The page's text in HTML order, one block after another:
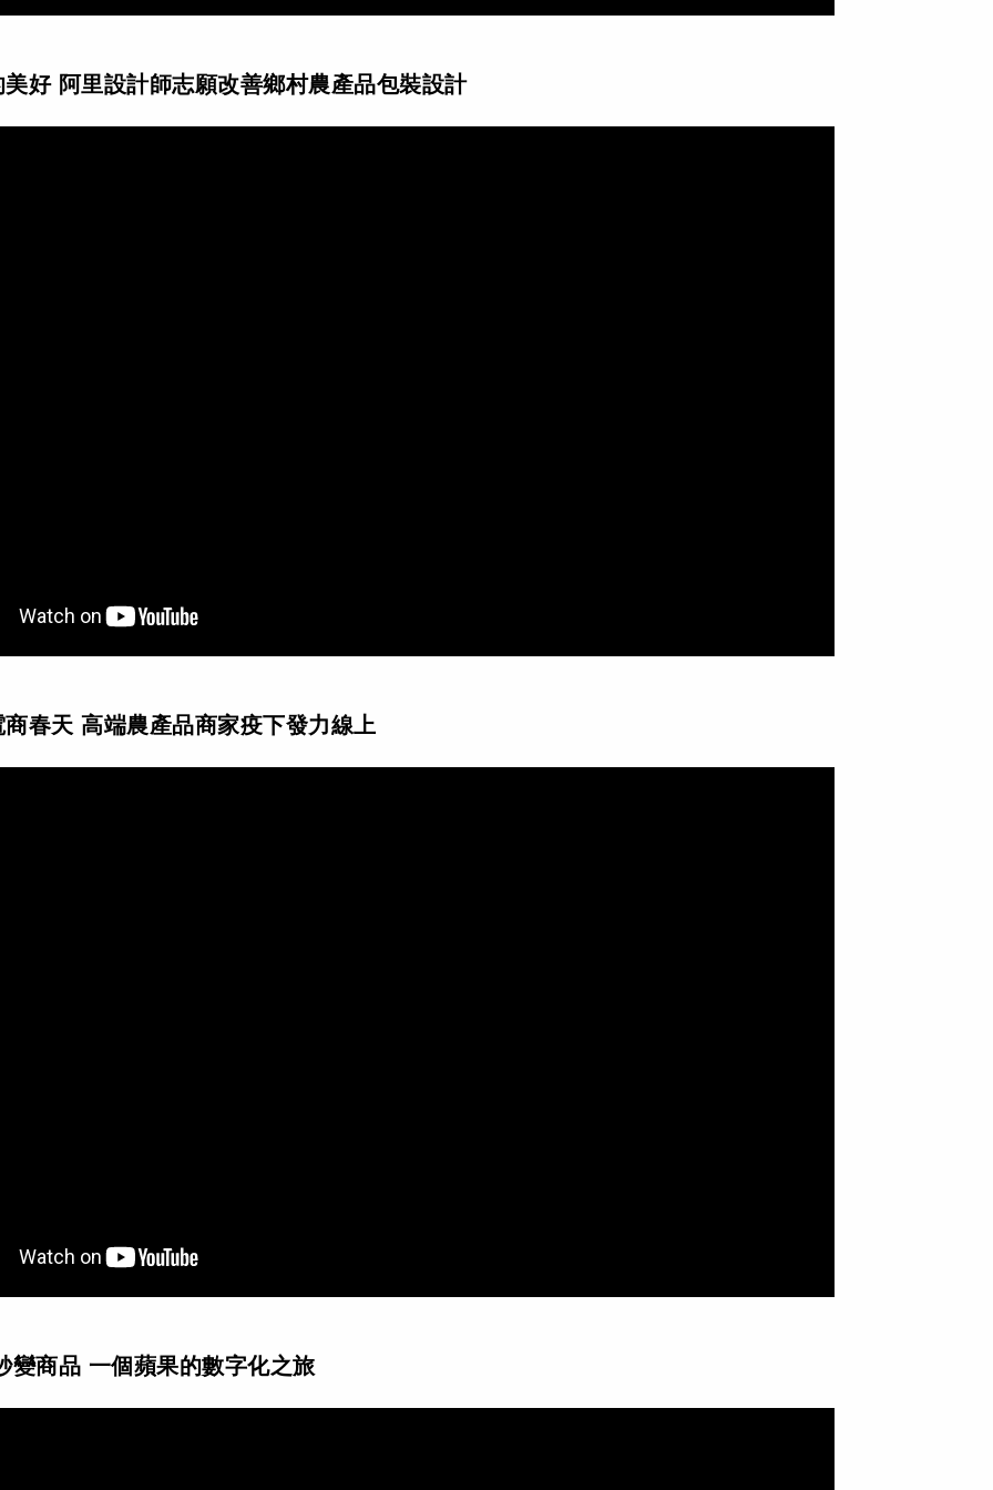
好 阿里設計師志願改善鄉村農產品包裝設計
春天 高端農產品商家疫下發力線上
變商品 一個蘋果的數字化之旅